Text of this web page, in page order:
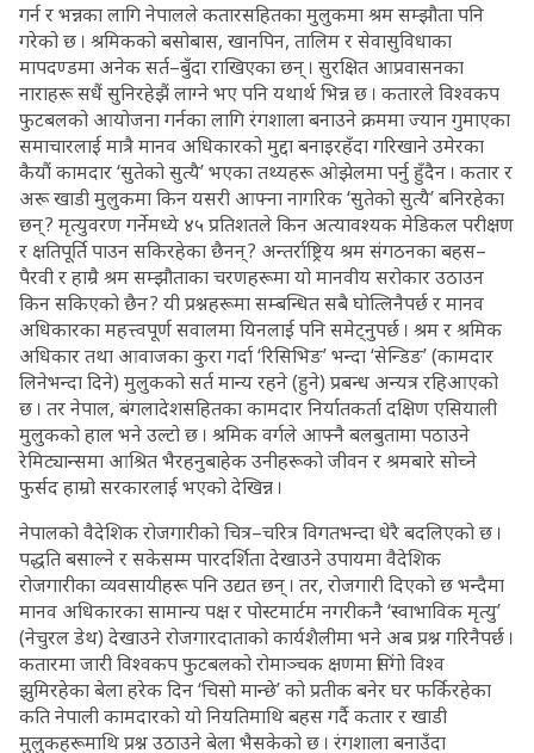
गर्न र भन्नका लागि नेपालले कतारसहितका मुलुकमा श्रम सम्झौता पनि
गरेको छ । श्रमिकको बसोबास, खानपिन, तालिम र सेवासुविधाका
मापदण्डमा अनेक सर्त–बुँदा राखिएका छन् । सुरक्षित आप्रवासनका
नाराहरू सधैं सुनिरहेझैं लाग्ने भए पनि यथार्थ भिन्न छ । कतारले विश्वकप
फुटबलको आयोजना गर्नका लागि रंगशाला बनाउने क्रममा ज्यान गुमाएका
समाचारलाई मात्रै मानव अधिकारको मुद्दा बनाइरहँदा गरिखाने उमेरका
कैयौं कामदार ‘सुतेको सुत्यै’ भएका तथ्यहरू ओझेलमा पर्नु हुँदैन । कतार र
अरू खाडी मुलुकमा किन यसरी आफ्ना नागरिक ‘सुतेको सुत्यै’ बनिरहेका
छन् ? मृत्युवरण गर्नेमध्ये ४५ प्रतिशतले किन अत्यावश्यक मेडिकल परीक्षण
र क्षतिपूर्ति पाउन सकिरहेका छैनन् ? अन्तर्राष्ट्रिय श्रम संगठनका बहस–
पैरवी र हाम्रै श्रम सम्झौताका चरणहरूमा यो मानवीय सरोकार उठाउन
किन सकिएको छैन ? यी प्रश्नहरूमा सम्बन्धित सबै घोत्लिनैपर्छ र मानव
अधिकारका महत्त्वपूर्ण सवालमा यिनलाई पनि समेट्नुपर्छ । श्रम र श्रमिक
अधिकार तथा आवाजका कुरा गर्दा ‘रिसिभिङ’ भन्दा ‘सेन्डिङ’ (कामदार
लिनेभन्दा दिने) मुलुकको सर्त मान्य रहने (हुने) प्रबन्ध अन्यत्र रहिआएको
छ । तर नेपाल, बंगलादेशसहितका कामदार निर्यातकर्ता दक्षिण एसियाली
मुलुकको हाल भने उल्टो छ । श्रमिक वर्गले आफ्नै बलबुतामा पठाउने
रेमिट्यान्समा आश्रित भैरहनुबाहेक उनीहरूको जीवन र श्रमबारे सोच्ने
फुर्सद हाम्रो सरकारलाई भएको देखिन्न ।
नेपालको वैदेशिक रोजगारीको चित्र–चरित्र विगतभन्दा धेरै बदलिएको छ ।
पद्धति बसाल्ने र सकेसम्म पारदर्शिता देखाउने उपायमा वैदेशिक
रोजगारीका व्यवसायीहरू पनि उद्यत छन् । तर, रोजगारी दिएको छ भन्दैमा
मानव अधिकारका सामान्य पक्ष र पोस्टमार्टम नगरीकनै ‘स्वाभाविक मृत्यु’
(नेचुरल डेथ) देखाउने रोजगारदाताको कार्यशैलीमा भने अब प्रश्न गरिनैपर्छ ।
कतारमा जारी विश्वकप फुटबलको रोमाञ्चक क्षणमा सिंगो विश्व
झुमिरहेका बेला हरेक दिन ‘चिसो मान्छे’ को प्रतीक बनेर घर फर्किरहेका
कति नेपाली कामदारको यो नियतिमाथि बहस गर्दै कतार र खाडी
मुलुकहरूमाथि प्रश्न उठाउने बेला भैसकेको छ । रंगशाला बनाउँदा